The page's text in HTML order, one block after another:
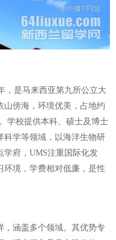
，是马来西亚第九所公立大
山傍海，环境优美，占地约
学校提供本科、硕士及博士
科学等领域，以海洋生物研
学府，UMS注重国际化发
环境，学费相对低廉，是性
，涵盖多个领域。其优势专